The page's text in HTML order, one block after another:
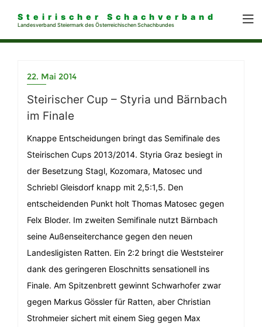
Steirischer Schachverband
Landesverband Steiermark des Österreichischen Schachbundes
22. Mai 2014
Steirischer Cup – Styria und Bärnbach
im Finale
Knappe Entscheidungen bringt das Semifinale des
Steirischen Cups 2013/2014. Styria Graz besiegt in
der Besetzung Stagl, Kozomara, Matosec und
Schriebl Gleisdorf knapp mit 2,5:1,5. Den
entscheidenden Punkt holt Thomas Matosec gegen
Felx Bloder. Im zweiten Semifinale nutzt Bärnbach
seine Außenseiterchance gegen den neuen
Landesligisten Ratten. Ein 2:2 bringt die Weststeirer
dank des geringeren Eloschnitts sensationell ins
Finale. Am Spitzenbrett gewinnt Schwarhofer zwar
gegen Markus Gössler für Ratten, aber Christian
Strohmeier sichert mit einem Sieg gegen Max